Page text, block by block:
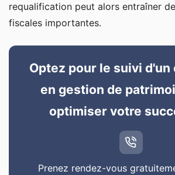
requalification peut alors entraîner
fiscales importantes.
Optez pour le suivi
en gestion de
optimiser votre
Prenez rendez-vous